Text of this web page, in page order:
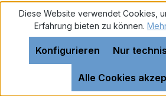
Realisiert mit
Diese Website verwendet Cookies,
Erfahrung bieten zu können.
Nur
Konfigurieren
Alle Cookies